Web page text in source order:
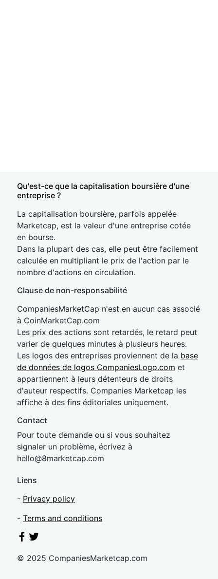
Qu'est-ce que la capitalisation boursière d'une
entreprise ?
La capitalisation boursière, parfois appelée
Marketcap, est la valeur d'une entreprise cotée
en bourse.
Dans la plupart des cas, elle peut être facilement
calculée en multipliant le prix de l'action par le
nombre d'actions en circulation.
Clause de non-responsabilité
CompaniesMarketCap n'est en aucun cas associé
à CoinMarketCap.com
Les prix des actions sont retardés, le retard peut
varier de quelques minutes à plusieurs heures.
Les logos des entreprises proviennent de la base
de données de logos CompaniesLogo.com et
appartiennent à leurs détenteurs de droits
d'auteur respectifs. Companies Marketcap les
affiche à des fins éditoriales uniquement.
Contact
Pour toute demande ou si vous souhaitez
signaler un problème, écrivez à
hello@8marketcap.com
Liens
- Privacy policy
- Terms and conditions
© 2025 CompaniesMarketcap.com